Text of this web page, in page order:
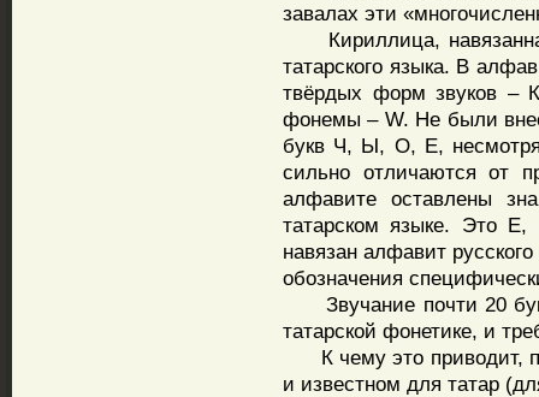
завалах эти
Кириллица,
татарского языка. В
твёрдых форм звуков –
фонемы – W. Не были
букв Ч, Ы, О, Е,
сильно отличаются от
алфавите оставлены
татарском языке.
навязан алфавит
обозначения
Звучание почти 20
татарской фонетике, и
К чему это приводит,
и известном для татар